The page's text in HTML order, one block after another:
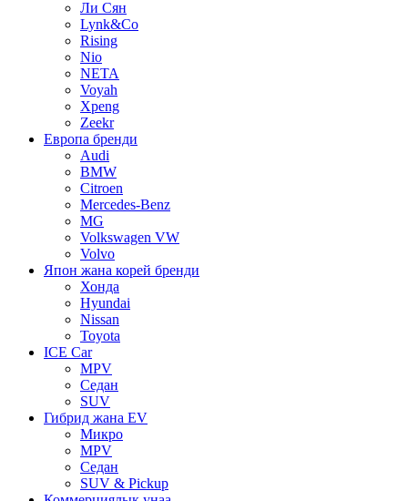
Ли Сян
Lynk&Co
Rising
Nio
NETA
Voyah
Xpeng
Zeekr
Европа бренди
Audi
BMW
Citroen
Mercedes-Benz
MG
Volkswagen VW
Volvo
Япон жана корей бренди
Хонда
Hyundai
Nissan
Toyota
ICE Car
MPV
Седан
SUV
Гибрид жана EV
Микро
MPV
Седан
SUV & Pickup